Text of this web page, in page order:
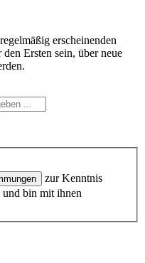
erscheinenden
Ersten sein, über neue
zur Kenntnis
und bin mit ihnen